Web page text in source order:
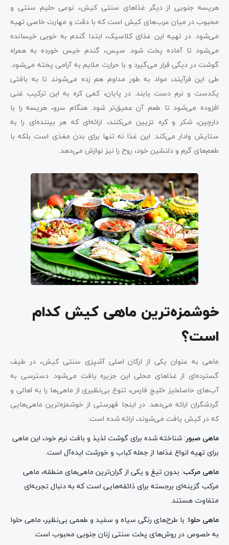
هریسه جنوبی از دیگر غذاهای سنتی کیش، نوعی حلیم سنتی و
محبوب در میان عرب‌های کیش است که با دقت و مهارت خاصی تهیه
می‌شود. در تهیه این غذای کلاسیک، ابتدا گندم به خوبی خیسانده
می‌شود تا آماده پخت شود. سپس، گندم خیس خورده به همراه
گوشت در دیگی قرار می‌گیرد و با حرارت ملایم به آرامی پخته می‌شود.
طی این فرآیند، مواد به طور مداوم هم زده می‌شوند تا به بافتی
یکدست و نرم دست یابند. در پایان، کمی کره به این ترکیب غنی
افزوده می‌شود تا طعم آن عمیق‌تر شود. هنگام سرو، هریسه را با
دارچین، شکر و کره تزیین می‌کنند، ارائه‌ای که هر بیننده‌ای را به
ستایش وادار می‌کند. این غذا نه تنها برای بدن مغذی است بلکه با
طعم‌های گرم و دلنشین خود، روح را نیز نوازش می‌دهد.
خوشمزه‌ترین ماهی کیش کدام
است؟‌
ماهی به عنوان یکی از ارکان اصلی آشپزی سنتی کیش، در طیف
گسترده‌ای از غذاهای محلی این جزیره یافت می‌شود. دسترسی به
آب‌های حاصلخیز خلیج فارس، تنوع بی‌نظیری از ماهی‌ها را به اهالی و
گردشگران ارائه می‌دهد. در اینجا فهرستی از خوشمزه‌ترین ماهی‌هایی
که در کیش یافت می‌شوند، ارائه شده است:
ماهی صبور: شناخته شده برای گوشت لذیذ و بافت نرم خود، این ماهی
برای تهیه انواع غذاها از جمله کباب و خورشت ایده‌آل است.
ماهی مرکب: بدون تیغ و یکی از گران‌ترین ماهی‌های منطقه، ماهی
مرکب گزینه‌ای برجسته برای ذائقه‌هایی است که به دنبال تجربه‌ای
متفاوت هستند.
ماهی حلوا: با طرح‌های رنگی سیاه و سفید و طعمی بی‌نظیر، ماهی حلوا
به خصوص در روش‌های پخت سنتی زنان جنوبی محبوب است.